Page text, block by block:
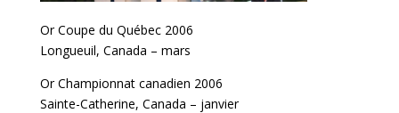
Or Coupe du Québec 2006
Longueuil, Canada – mars
Or Championnat canadien 2006
Sainte-Catherine, Canada – janvier